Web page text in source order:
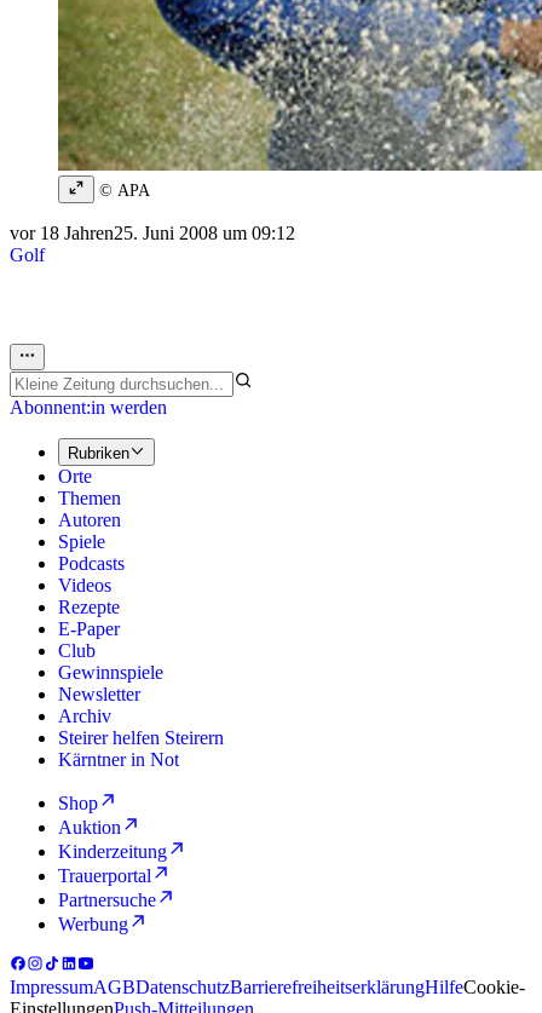
© APA
vor 18 Jahren25. Juni 2008 um 09:12
Golf
Abonnent:in werden
Rubriken
Orte
Themen
Autoren
Spiele
Podcasts
Videos
Rezepte
E-Paper
Club
Gewinnspiele
Newsletter
Archiv
Steirer helfen Steirern
Kärntner in Not
Shop
Auktion
Kinderzeitung
Trauerportal
Partnersuche
Werbung
ImpressumAGBDatenschutzBarrierefreiheitserklärungHilfeCookie-
EinstellungenPush-Mitteilungen